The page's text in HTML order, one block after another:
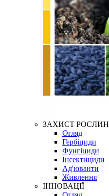
ЗАХИСТ РОСЛИН
Огляд
Гербіциди
Фунгіциди
Інсектициди
Ад'юванти
Живлення
ІННОВАЦІЇ